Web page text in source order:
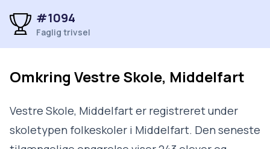
#1094
Faglig trivsel
Omkring Vestre Skole, Middelfart
Vestre Skole, Middelfart er registreret under
skoletypen folkeskoler i Middelfart. Den seneste